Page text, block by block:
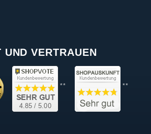
UND VERTRAUEN
** **